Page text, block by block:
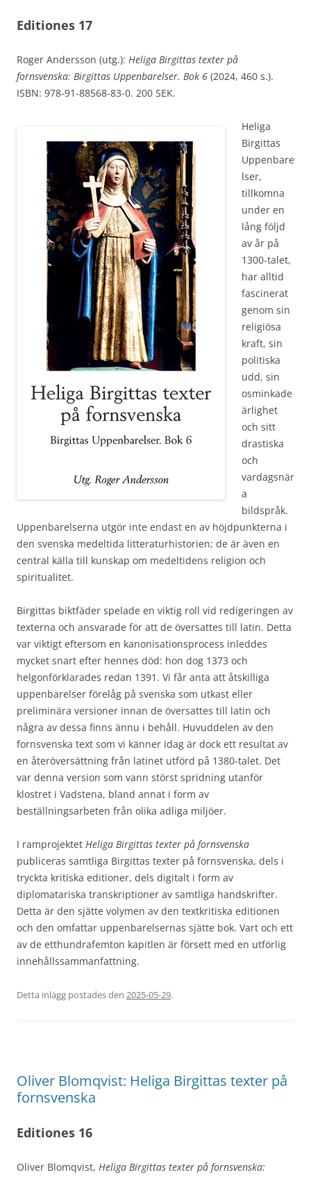
Editiones 17
Roger Andersson (utg.): Heliga Birgittas texter på
fornsvenska: Birgittas Uppenbarelser. Bok 6 (2024, 460 s.).
ISBN: 978-91-88568-83-0. 200 SEK.
Heliga
Birgittas
Uppenbare
lser,
tillkomna
under en
lång följd
av år på
1300-talet,
har alltid
fascinerat
genom sin
religiösa
kraft, sin
politiska
udd, sin
osminkade
ärlighet
och sitt
drastiska
och
vardagsnär
a
bildspråk.
Uppenbarelserna utgör inte endast en av höjdpunkterna i
den svenska medeltida litteraturhistorien; de är även en
central källa till kunskap om medeltidens religion och
spiritualitet.
Birgittas biktfäder spelade en viktig roll vid redigeringen av
texterna och ansvarade för att de översattes till latin. Detta
var viktigt eftersom en kanonisationsprocess inleddes
mycket snart efter hennes död: hon dog 1373 och
helgonförklarades redan 1391. Vi får anta att åtskilliga
uppenbarelser förelåg på svenska som utkast eller
preliminära versioner innan de översattes till latin och
några av dessa finns ännu i behåll. Huvuddelen av den
fornsvenska text som vi känner idag är dock ett resultat av
en återöversättning från latinet utförd på 1380-talet. Det
var denna version som vann störst spridning utanför
klostret i Vadstena, bland annat i form av
beställningsarbeten från olika adliga miljöer.
I ramprojektet Heliga Birgittas texter på fornsvenska
publiceras samtliga Birgittas texter på fornsvenska, dels i
tryckta kritiska editioner, dels digitalt i form av
diplomatariska transkriptioner av samtliga handskrifter.
Detta är den sjätte volymen av den textkritiska editionen
och den omfattar uppenbarelsernas sjätte bok. Vart och ett
av de etthundrafemton kapitlen är försett med en utförlig
innehållssammanfattning.
Detta inlägg postades den 2025-05-29.
Oliver Blomqvist: Heliga Birgittas texter på
fornsvenska
Editiones 16
Oliver Blomqvist, Heliga Birgittas texter på fornsvenska: